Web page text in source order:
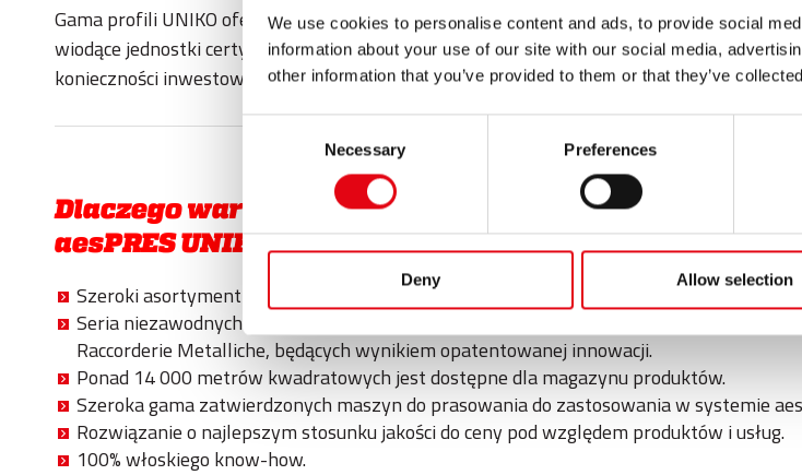
We use cookies to personalise content and ads, to provide social
information about your use of our site with our social media,
other information that you’ve provided to them or that they’ve
Consent
Necessary Preferences
Deny Allow selection
Gama profili UNIKO oferuje istotną zaletę w postaci możliwości prasowania zarówno
wiodące jednostki certyfikujące, dostępna zarówno dla wody, jak i gazu. Użytkownicy
konieczności inwestowania w nowy sprzęt lub zdobywania nowych umiejętności.
Dlaczego warto wybrać
aesPRES UNIKO
Szeroki asortyment złączek i rur Ø 12-54 mm, DHP.
Seria niezawodnych złączek wyposażonych w pierścień uszczelniający typu O-Ring
Raccorderie Metalliche, będących wynikiem opatentowanej innowacji.
Ponad 14 000 metrów kwadratowych jest dostępne dla magazynu produktów.
Szeroka gama zatwierdzonych maszyn do prasowania do zastosowania w systemie
Rozwiązanie o najlepszym stosunku jakości do ceny pod względem produktów i usług.
100% włoskiego know-how.